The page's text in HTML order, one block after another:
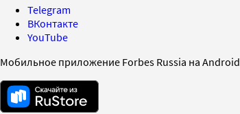
Telegram
ВКонтакте
YouTube
Мобильное приложение Forbes Russia на Android